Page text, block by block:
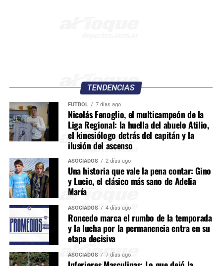
TENDENCIAS
FÚTBOL 7 días ago
Nicolás Fenoglio, el multicampeón de la
Liga Regional: la huella del abuelo Atilio,
el kinesiólogo detrás del capitán y la
ilusión del ascenso
ASOCIADOS 2 días ago
Una historia que vale la pena contar: Gino
y Lucio, el clásico más sano de Adelia
María
ASOCIADOS 4 días ago
Roncedo marca el rumbo de la temporada
y la lucha por la permanencia entra en su
etapa decisiva
ASOCIADOS 7 días ago